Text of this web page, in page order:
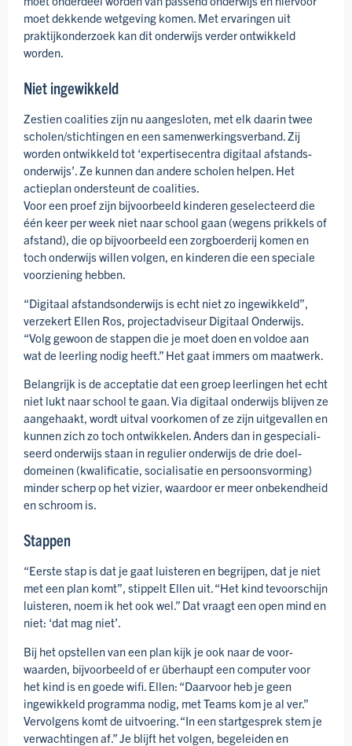
moet dekkende wetgeving komen. Met ervaringen uit
praktijk­onderzoek kan dit onderwijs verder ontwikkeld
worden.
Niet ingewikkeld
Zestien coalities zijn nu aangesloten, met elk daarin twee
scholen/­stichtingen en een samen­werkings­verband. Zij
worden ontwikkeld tot ‘expertise­centra digitaal afstands­
onderwijs’. Ze kunnen dan andere scholen helpen. Het
actieplan ondersteunt de coalities.
Voor een proef zijn bijvoorbeeld kinderen geselecteerd die
één keer per week niet naar school gaan (wegens prikkels of
afstand), die op bijvoorbeeld een zorg­boerderij komen en
toch onderwijs willen volgen, en kinderen die een speciale
voorziening hebben.
“Digitaal afstands­onderwijs is echt niet zo ingewikkeld”,
verzekert Ellen Ros, project­adviseur Digitaal Onderwijs.
“Volg gewoon de stappen die je moet doen en voldoe aan
wat de leerling nodig heeft.” Het gaat immers om maatwerk.
Belangrijk is de acceptatie dat een groep leerlingen het echt
niet lukt naar school te gaan. Via digitaal onderwijs blijven ze
aan­gehaakt, wordt uitval voorkomen of ze zijn uitgevallen en
kunnen zich zo toch ontwikkelen. Anders dan in gespeciali­
seerd onderwijs staan in regulier onderwijs de drie doel­
domeinen (kwalificatie, socialisatie en persoons­vorming)
minder scherp op het vizier, waardoor er meer onbekend­heid
en schroom is.
Stappen
“Eerste stap is dat je gaat luisteren en begrijpen, dat je niet
met een plan komt”, stippelt Ellen uit. “Het kind tevoor­schijn
luisteren, noem ik het ook wel.” Dat vraagt een open mind en
niet: ‘dat mag niet’.
Bij het opstellen van een plan kijk je ook naar de voor­
waarden, bijvoorbeeld of er überhaupt een computer voor
het kind is en goede wifi. Ellen: “Daarvoor heb je geen
ingewikkeld programma nodig, met Teams kom je al ver.”
Vervolgens komt de uitvoering. “In een start­gesprek stem je
verwachtingen af.” Je blijft het volgen, begeleiden en